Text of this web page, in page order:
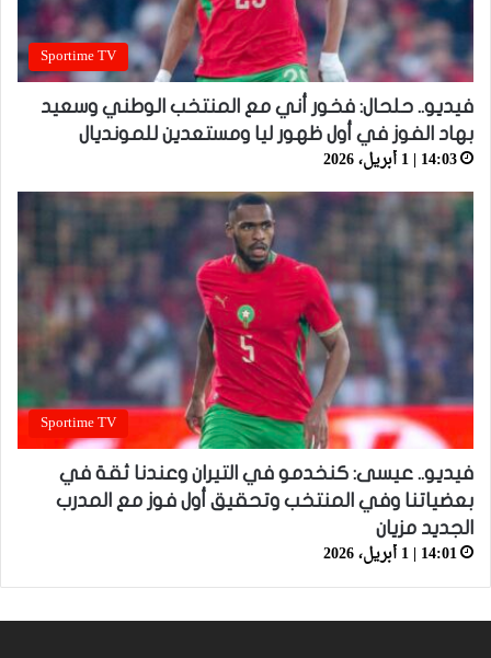
Sportime TV
فيديو.. حلحال: فخور أني مع المنتخب الوطني وسعيد
بهاد الفوز في أول ظهور ليا ومستعدين للمونديال
14:03 | 1 أبريل، 2026
Sportime TV
فيديو.. عيسى: كنخدمو في التيران وعندنا ثقة في
بعضياتنا وفي المنتخب وتحقيق أول فوز مع المدرب
الجديد مزيان
14:01 | 1 أبريل، 2026